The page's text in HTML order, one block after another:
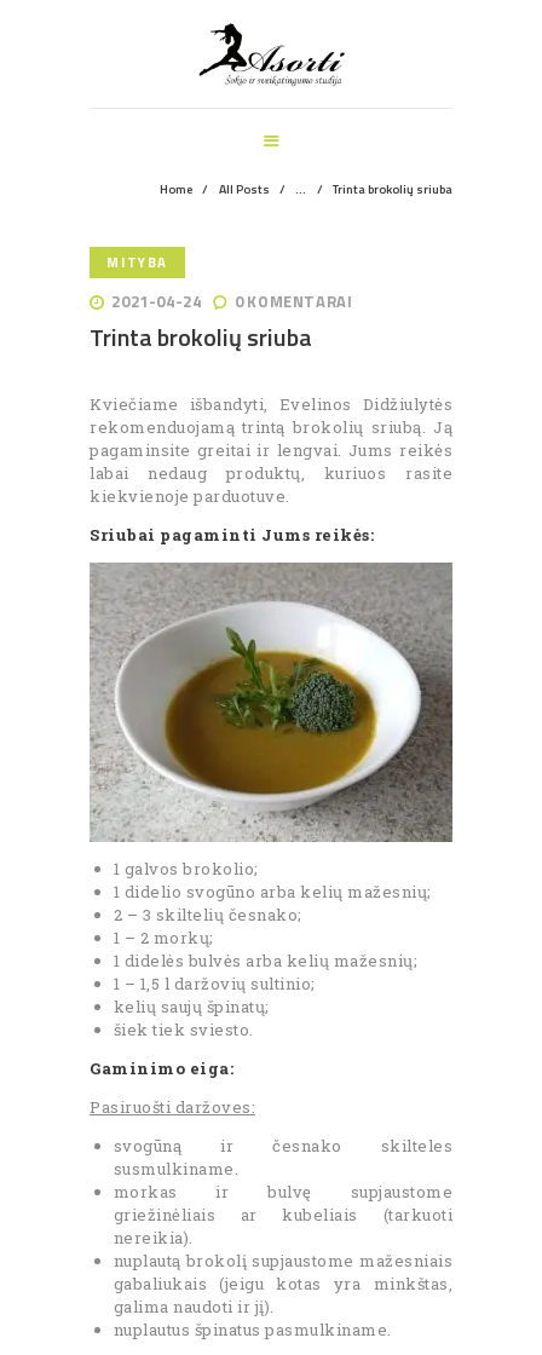
Home All Posts ... Trinta brokolių sriuba
ŠOKIO IR SVEIKATINGUMO STUDIJA
PAGRINDINIS
ŠOKIŲ UŽSIĖMIMAI
VEIKLOS ŠVENTĖMS
APIE MUS
REGISTRACIJA
MITYBA
2021-04-24 0KOMENTARAI
Trinta brokolių sriuba
Kviečiame išbandyti, Evelinos Didžiulytės
rekomenduojamą trintą brokolių sriubą. Ją
pagaminsite greitai ir lengvai. Jums reikės
labai nedaug produktų, kuriuos rasite
kiekvienoje parduotuve.
Sriubai pagaminti Jums reikės:
1 galvos brokolio;
1 didelio svogūno arba kelių mažesnių;
2 – 3 skiltelių česnako;
1 – 2 morkų;
1 didelės bulvės arba kelių mažesnių;
1 – 1,5 l daržovių sultinio;
kelių saujų špinatų;
šiek tiek sviesto.
Gaminimo eiga:
Pasiruošti daržoves:
svogūną ir česnako skilteles
susmulkiname.
morkas ir bulvę supjaustome
griežinėliais ar kubeliais (tarkuoti
nereikia).
nuplautą brokolį supjaustome mažesniais
gabaliukais (jeigu kotas yra minkštas,
galima naudoti ir jį).
nuplautus špinatus pasmulkiname.